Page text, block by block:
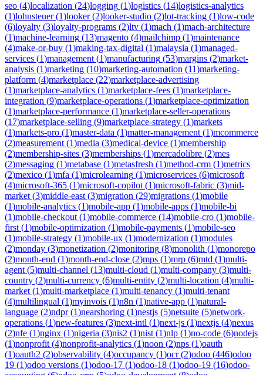
seo (4)localization (24)logging (1)logistics (14)logistics-analytics
(1)lohnsteuer(1)looker(2)looker-studio (2)lot-tracking (1)low-code
(6)loyalty (3)loyalty-programs (2)ltv (1)mach (1)mach-architecture
(1)machine-learning (13)magento (4)mailchimp (1)maintenance
(4)make-or-buy (1)making-tax-digital (1)malaysia (1)managed-
services (1)management (1)manufacturing (53)margins (2)market-
analysis (1)marketing (10)marketing-automation (11)marketing-
platform (4)marketplace (22)marketplace-advertising
(1)marketplace-analytics (1)marketplace-fees (1)marketplace-
integration (9)marketplace-operations (1)marketplace-optimization
(1)marketplace-performance (1)marketplace-seller-operations
(17)marketplace-selling (9)marketplace-strategy (1)markets
(1)markets-pro (1)master-data (1)matter-management (1)mcommerce
(2)measurement (1)media (3)medical-device (1)membership
(2)membership-sites (3)memberships (1)mercadolibre (2)mes
(2)messaging (1)metabase (1)metasfresh (1)method-crm (1)metrics
(2)mexico (1)mfa (1)microlearning (1)microservices (6)microsoft
(4)microsoft-365 (1)microsoft-copilot (1)microsoft-fabric (3)mid-
market (3)middle-east (3)migration (29)migrations (1)mobile
(1)mobile-analytics (1)mobile-app (1)mobile-apps (1)mobile-bi
(1)mobile-checkout (1)mobile-commerce (14)mobile-cro (1)mobile-
first (1)mobile-optimization (1)mobile-payments (1)mobile-seo
(1)mobile-strategy (1)mobile-ux (1)modernization (1)modules
(2)monday (3)monetization (2)monitoring (8)monolith (1)monorepo
(2)month-end (1)month-end-close (2)mps (1)mrp (6)mtd (1)multi-
agent (5)multi-channel (13)multi-cloud (1)multi-company (3)multi-
country (2)multi-currency (6)multi-entity (2)multi-location (4)multi-
market (1)multi-marketplace (1)multi-tenancy (1)multi-tenant
(4)multilingual (1)myinvois (1)n8n (1)native-app (1)natural-
language (2)ndpr(1)nearshoring (1)nestjs (5)netsuite (5)network-
operations (1)new-features (3)next-intl (1)next-js (1)nextjs (4)nexus
(2)nfe (1)nginx (1)nigeria (3)nis2 (1)nist (1)nlp (1)no-code (6)nodejs
(1)nonprofit (4)nonprofit-analytics (1)noon (2)nps (1)oauth
(1)oauth2 (2)observability (4)occupancy (1)ocr(2)odoo (446)odoo
19 (1)odoo versions (1)odoo-17 (1)odoo-18 (1)odoo-19 (16)odoo-